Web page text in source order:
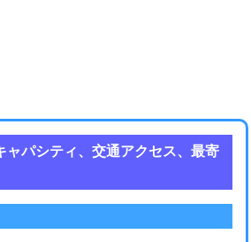
ャパシティ、交通アクセス、最寄